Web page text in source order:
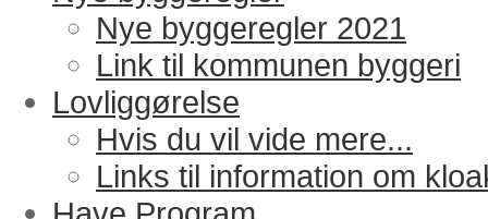
Nye byggeregler 2021
Link til kommunen byggeri
Lovliggørelse
Hvis du vil vide mere...
Links til information om